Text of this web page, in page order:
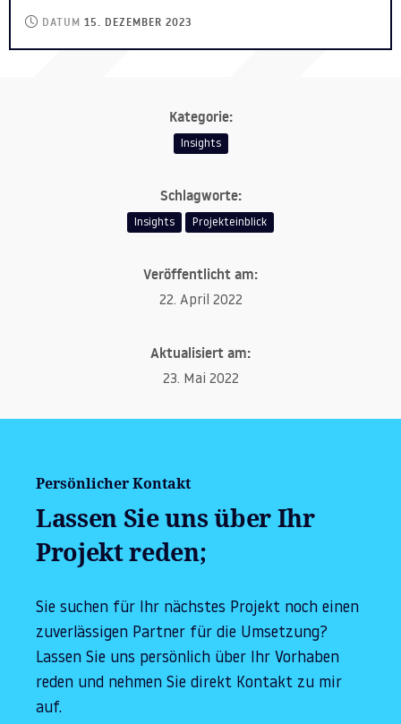
DATUM 15. DEZEMBER 2023
Kategorie:
Insights
Schlagworte:
Insights Projekteinblick
Veröffentlicht am:
22. April 2022
Aktualisiert am:
23. Mai 2022
Persönlicher Kontakt
Lassen Sie uns über Ihr
Projekt reden;
Sie suchen für Ihr nächstes Projekt noch einen
zuverlässigen Partner für die Umsetzung?
Lassen Sie uns persönlich über Ihr Vorhaben
reden und nehmen Sie direkt Kontakt zu mir
auf.